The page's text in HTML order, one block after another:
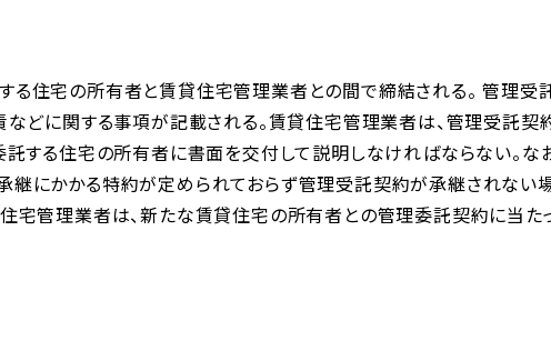
る住宅の所有者と賃貸住宅管理業者との間で締結される。 管理受
などに関する事項が記載される。賃貸住宅管理業者は、管理受託契
託する住宅の所有者に書面を交付して説明しなければならない。な
継にかかる特約が定められておらず管理受託契約が承継されない
住宅管理業者は、新たな賃貸住宅の所有者との管理委託契約に当た